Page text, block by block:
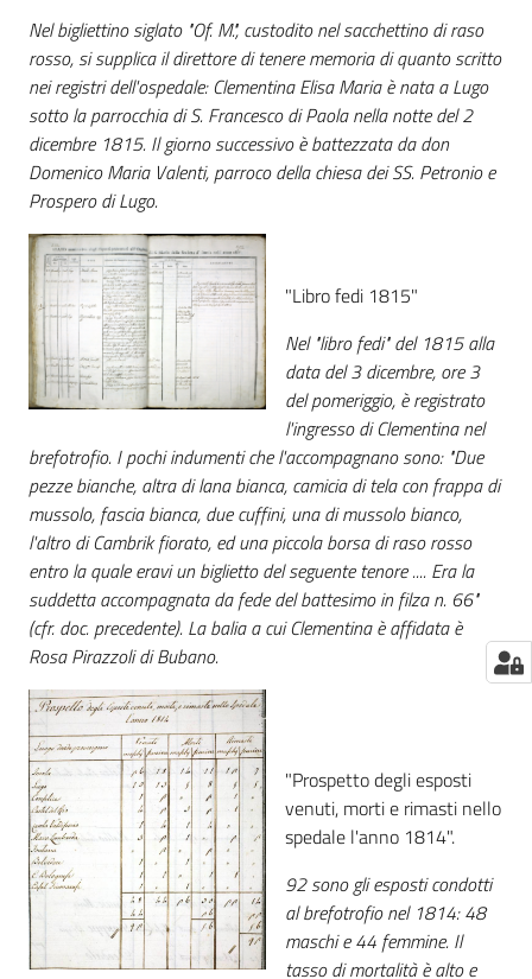
on line
Eventi
Chiedi al
bibliotecario
Avvisi
Orari
Nel bigliettino siglato "Of. M.", custodito nel sacchettino di raso
rosso, si supplica il direttore di tenere memoria di quanto scritto
nei registri dell'ospedale: Clementina Elisa Maria è nata a Lugo
sotto la parrocchia di S. Francesco di Paola nella notte del 2
dicembre 1815. Il giorno successivo è battezzata da don
Domenico Maria Valenti, parroco della chiesa dei SS. Petronio e
Prospero di Lugo.
"Libro fedi 1815"
Nel "libro fedi" del 1815 alla
data del 3 dicembre, ore 3
del pomeriggio, è registrato
l'ingresso di Clementina nel
brefotrofio. I pochi indumenti che l'accompagnano sono: "Due
pezze bianche, altra di lana bianca, camicia di tela con frappa di
mussolo, fascia bianca, due cuffini, una di mussolo bianco,
l'altro di Cambrik fiorato, ed una piccola borsa di raso rosso
entro la quale eravi un biglietto del seguente tenore .... Era la
suddetta accompagnata da fede del battesimo in filza n. 66"
(cfr. doc. precedente). La balia a cui Clementina è affidata è
Rosa Pirazzoli di Bubano.
"Prospetto degli esposti
venuti, morti e rimasti nello
spedale l'anno 1814".
92 sono gli esposti condotti
al brefotrofio nel 1814: 48
maschi e 44 femmine. Il
tasso di mortalità è alto e